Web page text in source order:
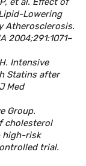
Lowering
Atherosclerosis.
2004;291:1071–
Intensive
Statins after
Med
Group.
cholesterol
high-risk
trial.